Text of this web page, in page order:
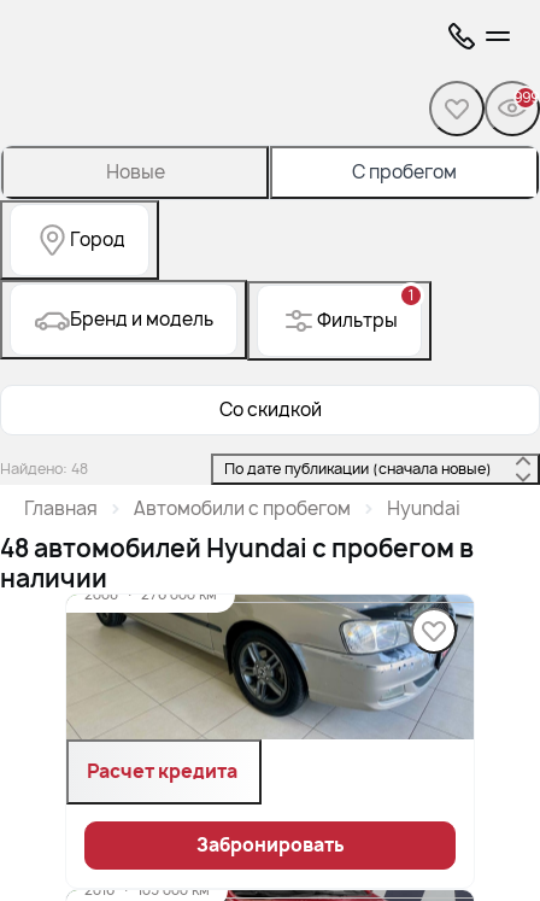
999
Новые С пробегом
Город
Бренд и модель
1
Фильтры
Со скидкой
Найдено: 48
Главная Автомобили с пробегом Hyundai
48 автомобилей Hyundai с пробегом в
наличии
2008 · 276 000 км
Hyundai Accent
1.5 л (102 л.с.), МКПП, бензин, передний
419 900 ₽
Расчет кредита
Забронировать
2016 · 103 000 км